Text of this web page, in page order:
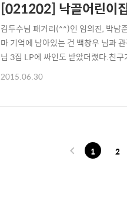
[021202] 낙골어린이
김두수님 패거리(^^)인 임의진, 박남
마 기억에 남아있는 건 백창우 님과
님 3집 LP에 싸인도 받았더랬다.친
2015.06.30
1 2